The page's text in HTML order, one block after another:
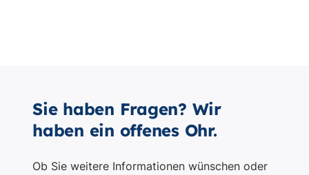
Sie haben Fragen? Wir
haben ein offenes Ohr.
Ob Sie weitere Informationen wünschen oder